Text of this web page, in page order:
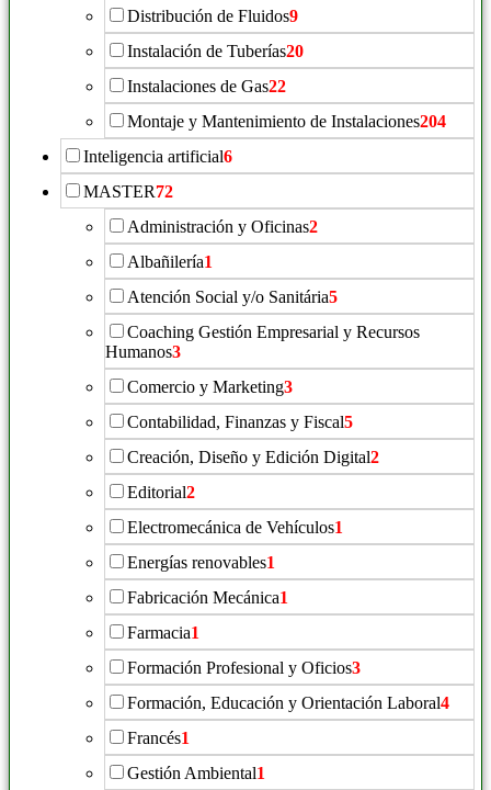
Distribución de Fluidos9
Instalación de Tuberías20
Instalaciones de Gas22
Montaje y Mantenimiento de Instalaciones204
Inteligencia artificial6
MASTER72
Administración y Oficinas2
Albañilería1
Atención Social y/o Sanitária5
Coaching Gestión Empresarial y Recursos
Humanos3
Comercio y Marketing3
Contabilidad, Finanzas y Fiscal5
Creación, Diseño y Edición Digital2
Editorial2
Electromecánica de Vehículos1
Energías renovables1
Fabricación Mecánica1
Farmacia1
Formación Profesional y Oficios3
Formación, Educación y Orientación Laboral4
Francés1
Gestión Ambiental1